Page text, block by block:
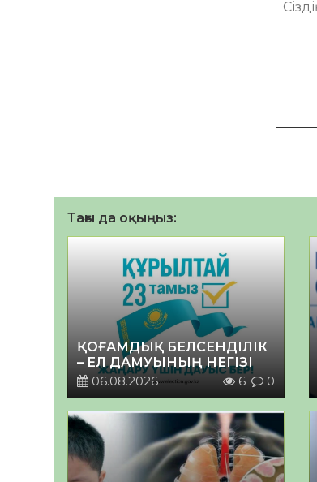
Тағы да оқыңыз:
ҚОҒАМДЫҚ БЕЛСЕНДІЛІК
– ЕЛ ДАМУЫНЫҢ НЕГІЗІ
06.08.2026
6 0